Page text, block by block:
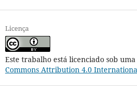
Licença
Este trabalho está licenciado sob
Commons Attribution 4.0